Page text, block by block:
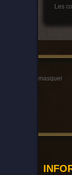
Les
masquer